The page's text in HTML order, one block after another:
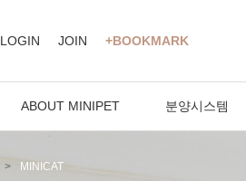
LOGIN JOIN +BOOKMARK
ABOUT MINIPET 분양시스템
MINICAT